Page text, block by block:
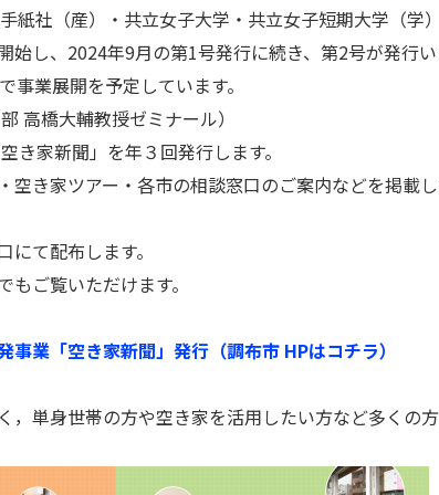
紙社（産）・共立女子大学・共立女子短期大学（
始し、2024年9月の第1号発行に続き、第2号が発行い
事業展開を予定しています。
高橋大輔教授ゼミナール）
き家新聞」を年３回発行します。
空き家ツアー・各市の相談窓口のご案内などを掲載し
にて配布します。
もご覧いただけます。
事業「空き家新聞」発行（調布市 HPはコチラ）
，単身世帯の方や空き家を活用したい方など多くの